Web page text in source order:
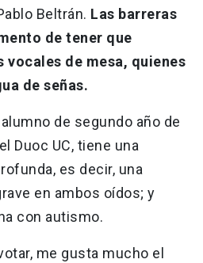
Beltrán. Las barreras
de tener que
vocales de mesa, quienes
de señas.
de segundo año de
Duoc UC, tiene una
es decir, una
en ambos oídos; y
con autismo.
me gusta mucho el